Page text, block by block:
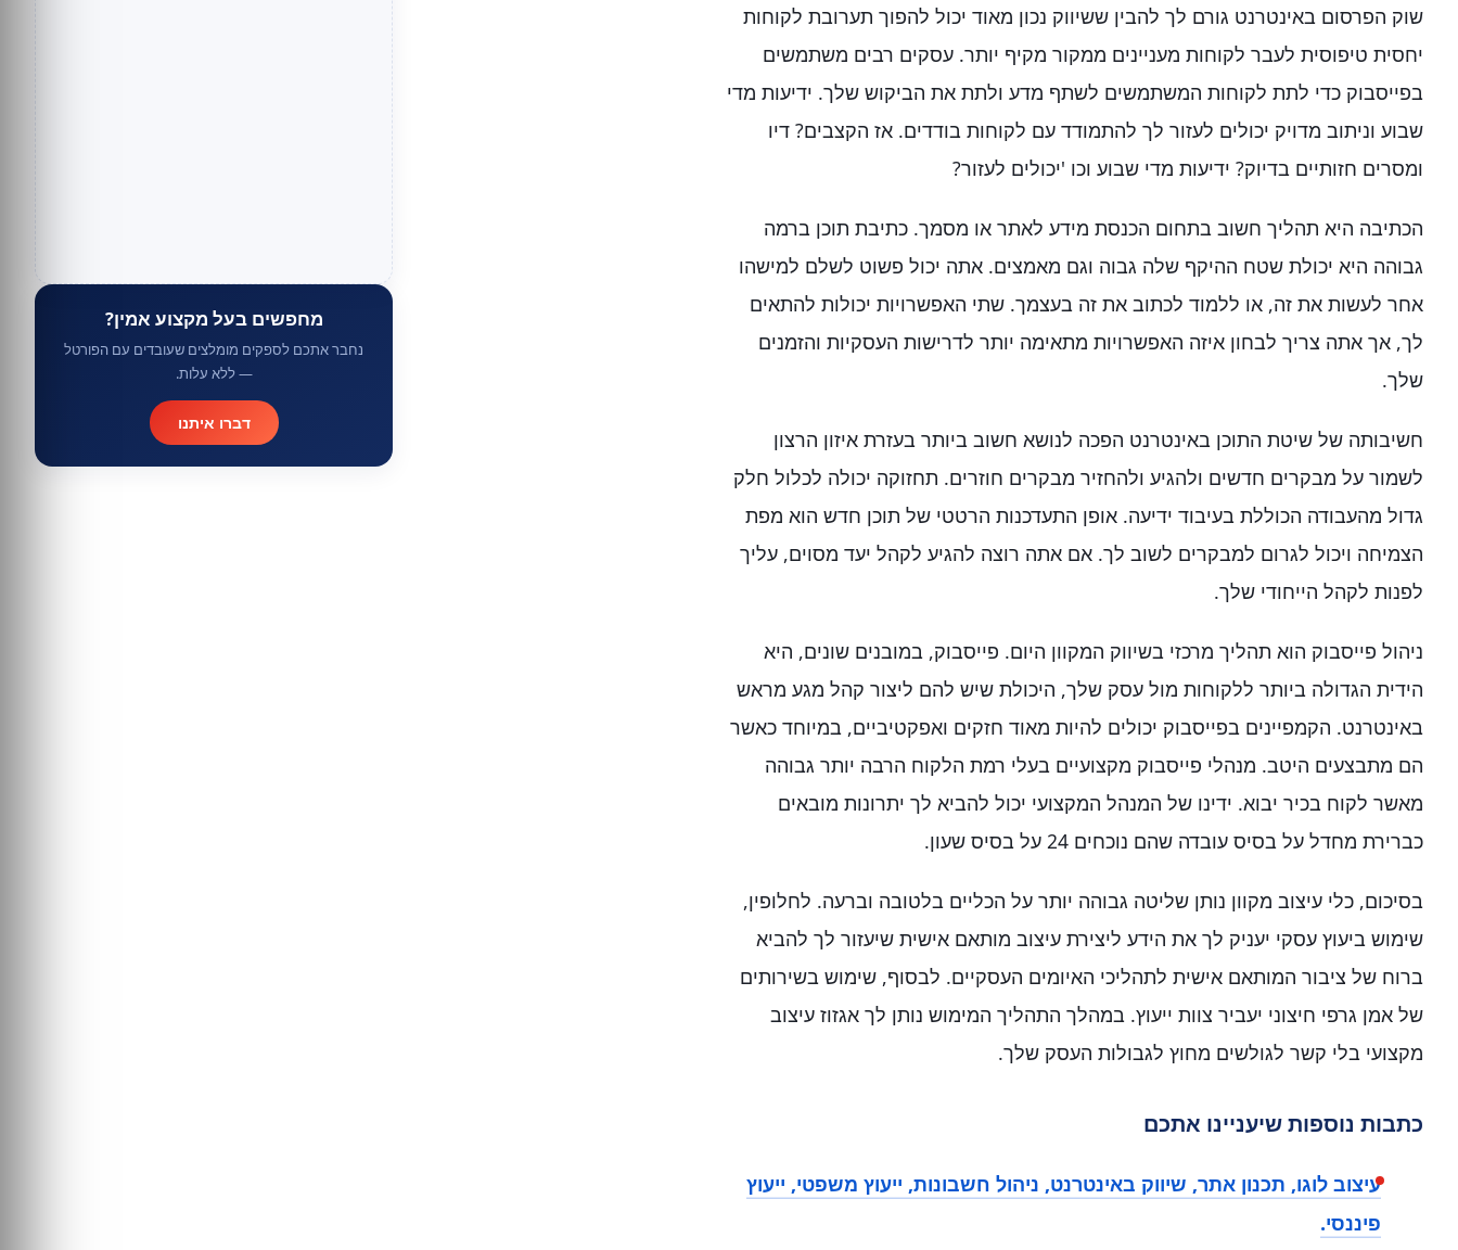
שוק הפרסום באינטרנט גורם לך להבין ששיווק נכון מאוד יכול להפוך תערובת לקוחות
יחסית טיפוסית לעבר לקוחות מעניינים ממקור מקיף יותר. עסקים רבים משתמשים
בפייסבוק כדי לתת לקוחות המשתמשים לשתף מדע ולתת את הביקוש שלך. ידיעות מדי
שבוע וניתוב מדויק יכולים לעזור לך להתמודד עם לקוחות בודדים. אז הקצבים? דיו
ומסרים חזותיים בדיוק? ידיעות מדי שבוע וכו 'יכולים לעזור?
הכתיבה היא תהליך חשוב בתחום הכנסת מידע לאתר או מסמך. כתיבת תוכן ברמה
גבוהה היא יכולת שטח ההיקף שלה גבוה וגם מאמצים. אתה יכול פשוט לשלם למישהו
אחר לעשות את זה, או ללמוד לכתוב את זה בעצמך. שתי האפשרויות יכולות להתאים
לך, אך אתה צריך לבחון איזה האפשרויות מתאימה יותר לדרישות העסקיות והזמנים
שלך.
חשיבותה של שיטת התוכן באינטרנט הפכה לנושא חשוב ביותר בעזרת איזון הרצון
לשמור על מבקרים חדשים ולהגיע ולהחזיר מבקרים חוזרים. תחזוקה יכולה לכלול חלק
גדול מהעבודה הכוללת בעיבוד ידיעה. אופן התעדכנות הרטטי של תוכן חדש הוא מפת
הצמיחה ויכול לגרום למבקרים לשוב לך. אם אתה רוצה להגיע לקהל יעד מסוים, עליך
לפנות לקהל הייחודי שלך.
ניהול פייסבוק הוא תהליך מרכזי בשיווק המקוון היום. פייסבוק, במובנים שונים, היא
הידית הגדולה ביותר ללקוחות מול עסק שלך, היכולת שיש להם ליצור קהל מגע מראש
באינטרנט. הקמפיינים בפייסבוק יכולים להיות מאוד חזקים ואפקטיביים, במיוחד כאשר
הם מתבצעים היטב. מנהלי פייסבוק מקצועיים בעלי רמת הלקוח הרבה יותר גבוהה
מאשר לקוח בכיר יבוא. ידינו של המנהל המקצועי יכול להביא לך יתרונות מובאים
כברירת מחדל על בסיס עובדה שהם נוכחים 24 על בסיס שעון.
בסיכום, כלי עיצוב מקוון נותן שליטה גבוהה יותר על הכליים בלטובה וברעה. לחלופין,
שימוש ביעוץ עסקי יעניק לך את הידע ליצירת עיצוב מותאם אישית שיעזור לך להביא
ברוח של ציבור המותאם אישית לתהליכי האיומים העסקיים. לבסוף, שימוש בשירותים
של אמן גרפי חיצוני יעביר צוות ייעוץ. במהלך התהליך המימוש נותן לך אגזוז עיצוב
מקצועי בלי קשר לגולשים מחוץ לגבולות העסק שלך.
כתבות נוספות שיעניינו אתכם
עיצוב לוגו, תכנון אתר, שיווק באינטרנט, ניהול חשבונות, ייעוץ משפטי, ייעוץ
פיננסי.
מחפשים בעל מקצוע אמין?
נחבר אתכם לספקים מומלצים שעובדים עם הפורטל
— ללא עלות.
דברו איתנו